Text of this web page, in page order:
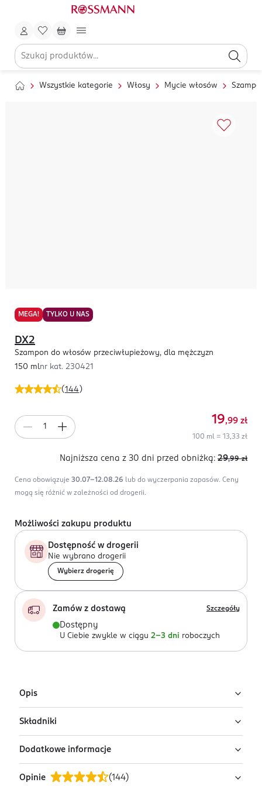
Wszystkie kategorie Włosy Mycie włosów
MEGA! TYLKO U NAS
(144 )
DX2
Szampon do włosów przeciwłupieżowy, dla mężczyzn
150 mlnr kat. 230421
19,99 zł
100 ml = 13,33 zł
Najniższa cena z 30 dni przed obniżką: 29,99 zł
Cena obowiązuje 30.07-12.08.26 lub do wyczerpania zapasów. Ceny
mogą się różnić w zależności od drogerii.
Możliwości zakupu produktu
Dostępność w drogerii
Nie wybrano drogerii
Wybierz drogerię
Zamów z dostawą Szczegóły
Dostępny
U Ciebie zwykle w ciągu 2-3 dni roboczych
Opis
Przeciwłupieżowy szampon dla mężczyzn DX2 o
podwójnym działaniu: likwiduje oznaki łupieżu, a także
chroni przed nadmiernym wypadaniem włosów.
Pozostawia włosy miękkie i lśniące.
Składniki
Ingredients: : AQUA, SODIUM LAURETH SULFATE,
SODIUM LAUROYL METHYL ISETHIONATE, ACRYLATES
COPOLYMER, PROPYLENE GLYCOL, ALOE BARBADENSIS
Dodatkowe informacje
PRZYGOTOWANIE I STOSOWANIE
Opinie (144)